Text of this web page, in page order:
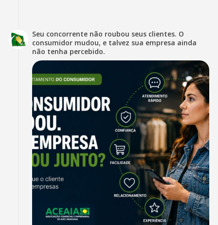
Seu concorrente não roubou seus clientes. O
consumidor mudou, e talvez sua empresa ainda
não tenha percebido.